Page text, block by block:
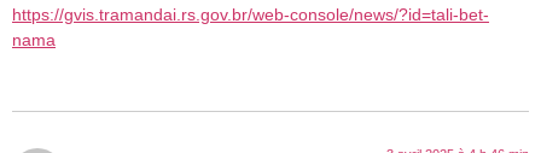
https://gvis.tramandai.rs.gov.br/web-console/news/?id=tali-bet-
nama